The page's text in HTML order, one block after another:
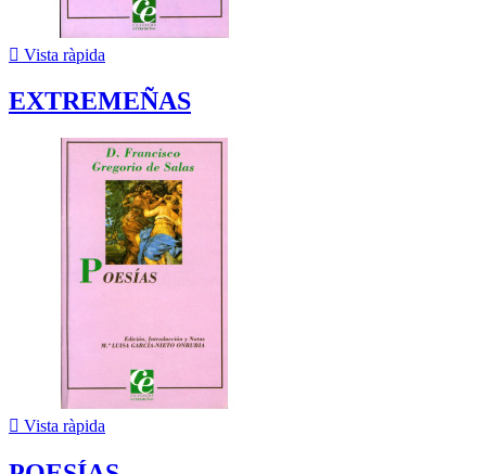
 Vista ràpida
EXTREMEÑAS
 Vista ràpida